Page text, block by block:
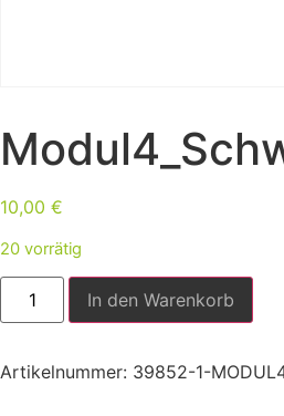
10,00 €
20 vorrätig
In den Warenkorb
Artikelnummer: 39852-1-